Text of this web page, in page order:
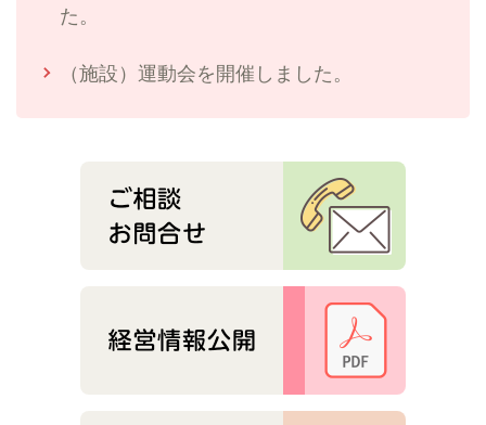
た。
（施設）運動会を開催しました。